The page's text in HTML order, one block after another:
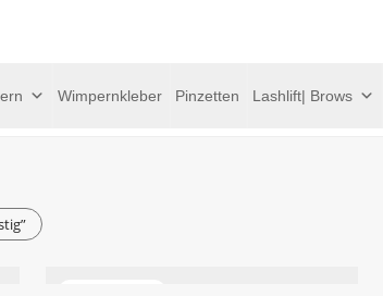
Wimpernkleber Pinzetten Lashlift| Brows